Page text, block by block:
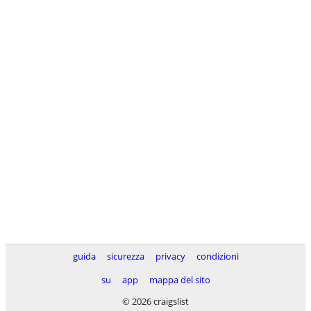
guida sicurezza privacy
condizioni
su
app
mappa del sito
© 2026 craigslist